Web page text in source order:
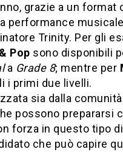
grazie a un format
performance
Trinity. Per gli
Pop sono disponibili
a Grade 8; mentre per
i primi due livelli.
sia dalla
possono prepararsi
forza in questo tipo
che può capire